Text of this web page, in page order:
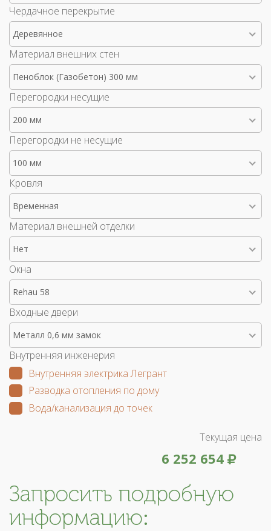
Чердачное перекрытие
Деревянное
Материал внешних стен
Пеноблок (Газобетон) 300 мм
Перегородки несущие
200 мм
Перегородки не несущие
100 мм
Кровля
Временная
Материал внешней отделки
Нет
Окна
Rehau 58
Входные двери
Металл 0,6 мм замок
Внутренняя инженерия
Внутренняя электрика Легрант
Разводка отопления по дому
Вода/канализация до точек
Текущая цена
6 252 654
Запросить подробную
информацию: